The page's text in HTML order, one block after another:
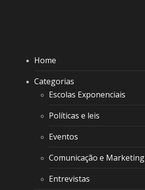
Home
Categorias
Escolas Exponenciais
Políticas e leis
Eventos
Comunicação e Marketing
Entrevistas